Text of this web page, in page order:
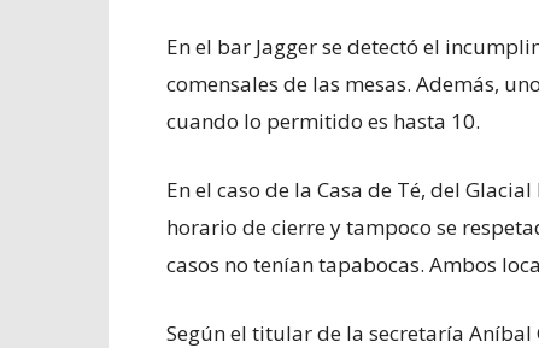
En el bar Jagger se detectó el
comensales de las mesas. Además,
cuando lo permitido es hasta 10.
En el caso de la Casa de Té, del
horario de cierre y tampoco se
casos no tenían tapabocas. Ambos
Según el titular de la secretaría